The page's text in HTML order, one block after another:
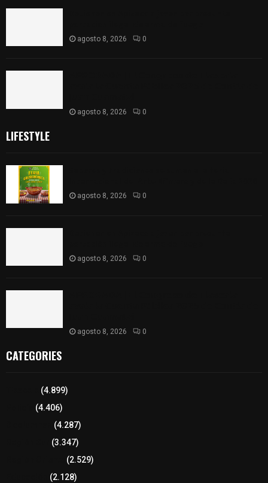
agosto 8, 2026 0
agosto 8, 2026 0
LIFESTYLE
agosto 8, 2026 0
agosto 8, 2026 0
agosto 8, 2026 0
CATEGORIES
(4.899)
(4.406)
(4.287)
(3.347)
(2.529)
(2.128)